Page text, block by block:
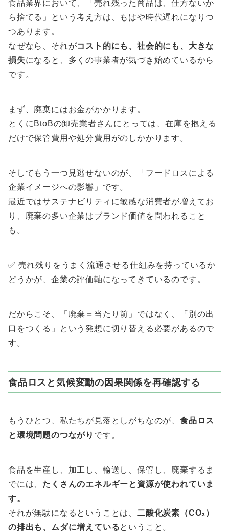
食品業界において、「売れ残った商品は、仕方ないか
ら捨てる」という考え方は、もはや時代遅れになりつ
つあります。
なぜなら、それがコスト的にも、社会的にも、大きな
損失になると、多くの事業者が気づき始めているから
です。
まず、廃棄にはお金がかかります。
とくにBtoBの卸売業者さんにとっては、在庫を抱える
だけで保管費用や処分費用がのしかかります。
そしてもう一つ見逃せないのが、「フードロスによる
企業イメージへの影響」です。
最近ではサステナビリティに敏感な消費者が増えてお
り、廃棄の多い企業はブランド価値を問われること
も。
✅ 売れ残りをうまく流通させる仕組みを持っているか
どうかが、企業の評価軸になってきているのです。
だからこそ、「廃棄＝当たり前」ではなく、「別の出
口をつくる」という発想に切り替える必要があるので
す。
食品ロスと気候変動の因果関係を再確認する
もうひとつ、私たちが見落としがちなのが、 食品ロス
と環境問題のつながり です。
食品を生産し、加工し、輸送し、保管し、廃棄するま
でには、 たくさんのエネルギーと資源が使われていま
す。
それが無駄になるということは、 二酸化炭素（CO₂）
の排出も、ムダに増えているということ。